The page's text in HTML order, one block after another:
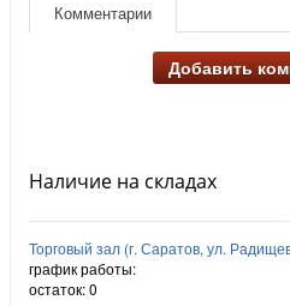
Комментарии
Добавить
Наличие на складах
Торговый зал (г. Саратов, ул.
график работы:
остаток:0